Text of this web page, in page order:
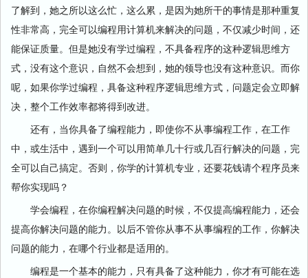
了解到，她之所以这么忙，这么累，是因为她所干的事情是那种重复
性非常高，完全可以编程用计算机来解决的问题，不仅减少时间，还
能保证质量。但是她没有学过编程，不具备程序的这种逻辑思维方
式，没有这个意识，自然不会想到，她的领导也没有这种意识。而你
呢，如果你学过编程，具备这种程序逻辑思维方式，问题定会立即解
决，整个工作效率都将得到改进。
还有，当你具备了编程能力，即使你不从事编程工作，在工作
中，或生活中，遇到一个可以用简单几十行或几百行解决的问题，完
全可以自己搞定。否则，你学的计算机专业，还要花钱请个程序员来
帮你实现吗？
学会编程，在你编程解决问题的时候，不仅提高编程能力，还会
提高你解决问题的能力。以后不管你从事不从事编程的工作，你解决
问题的能力，在哪个行业都是适用的。
编程是一个基本的能力，只有具备了这种能力，你才有可能在选